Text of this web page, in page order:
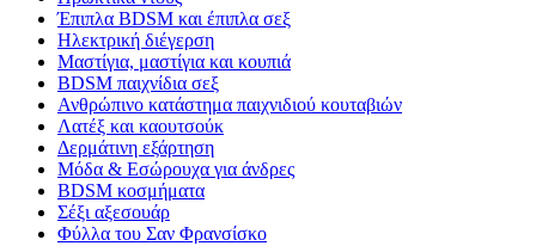
Έπιπλα BDSM και έπιπλα σεξ
Ηλεκτρική διέγερση
Μαστίγια, μαστίγια και κουπιά
BDSM παιχνίδια σεξ
Ανθρώπινο κατάστημα παιχνιδιού κουταβιών
Λατέξ και καουτσούκ
Δερμάτινη εξάρτηση
Μόδα & Εσώρουχα για άνδρες
BDSM κοσμήματα
Σέξι αξεσουάρ
Φύλλα του Σαν Φρανσίσκο